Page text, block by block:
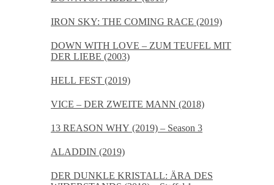
IRON SKY: THE COMING RACE (2019)
DOWN WITH LOVE – ZUM TEUFEL MIT
DER LIEBE (2003)
HELL FEST (2019)
VICE – DER ZWEITE MANN (2018)
13 REASON WHY (2019) – Season 3
ALADDIN (2019)
DER DUNKLE KRISTALL: ÄRA DES